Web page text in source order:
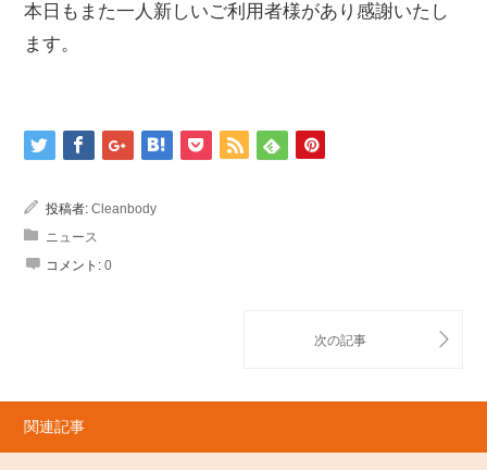
本日もまた一人新しいご利用者様があり感謝いたし
ます。
投稿者: Cleanbody
ニュース
コメント: 0
関連記事